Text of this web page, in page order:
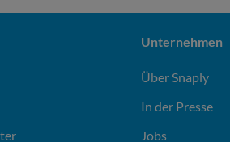
Unternehmen
Über Snaply
In der Presse
Jobs